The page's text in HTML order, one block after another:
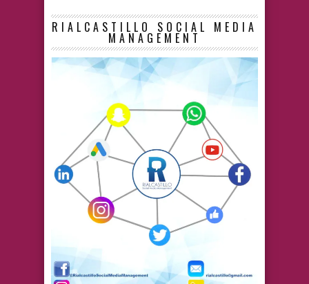
RIALCASTILLO SOCIAL MEDIA
MANAGEMENT